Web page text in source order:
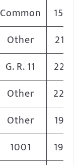
Common
1500
Other
2155
G. R. 11
2250
Other
2200
Other
1950
1001
1900